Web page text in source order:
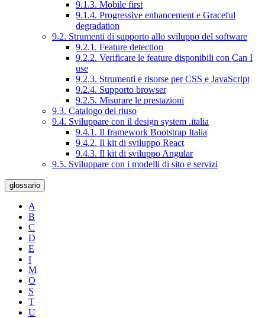
9.1.3. Mobile first
9.1.4. Progressive enhancement e Graceful
degradation
9.2. Strumenti di supporto allo sviluppo del software
9.2.1. Feature detection
9.2.2. Verificare le feature disponibili con Can I
use
9.2.3. Strumenti e risorse per CSS e JavaScript
9.2.4. Supporto browser
9.2.5. Misurare le prestazioni
9.3. Catalogo del riuso
9.4. Sviluppare con il design system .italia
9.4.1. Il framework Bootstrap Italia
9.4.2. Il kit di sviluppo React
9.4.3. Il kit di sviluppo Angular
9.5. Sviluppare con i modelli di sito e servizi
glossario
A
B
C
D
E
I
M
O
S
T
U